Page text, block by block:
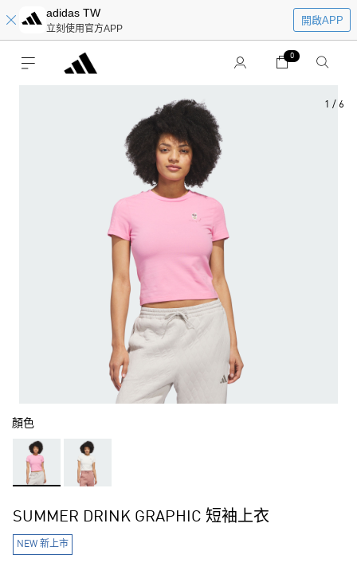
adidas TW
立刻使用官方APP
開啟APP
0
1 / 6
顏色
SUMMER DRINK GRAPHIC 短袖上衣
NEW 新上市